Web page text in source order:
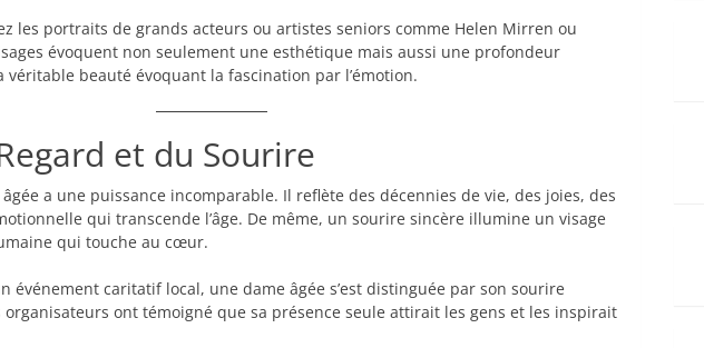
les portraits de grands acteurs ou artistes seniors comme Helen Mirren ou
évoquent non seulement une esthétique mais aussi une profondeur
véritable beauté évoquant la fascination par l’émotion.
et du Sourire
a une puissance incomparable. Il reflète des décennies de vie, des joies, des
qui transcende l’âge. De même, un sourire sincère illumine un visage
qui touche au cœur.
événement caritatif local, une dame âgée s’est distinguée par son sourire
organisateurs ont témoigné que sa présence seule attirait les gens et les inspirait